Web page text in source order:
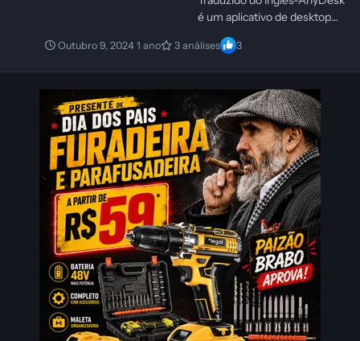
é um aplicativo de desktop
remoto distribuído pela
AnyDesk Software GmbH. O
remoto independente de
plataforma a computadores
pessoais e outros dispositivos
que executam o aplicativo
host. Oferece controle
remoto, transferência de
arquivos e funcionalidade
VPN.
Outubro 9, 2024 1 ano 3 análises 3